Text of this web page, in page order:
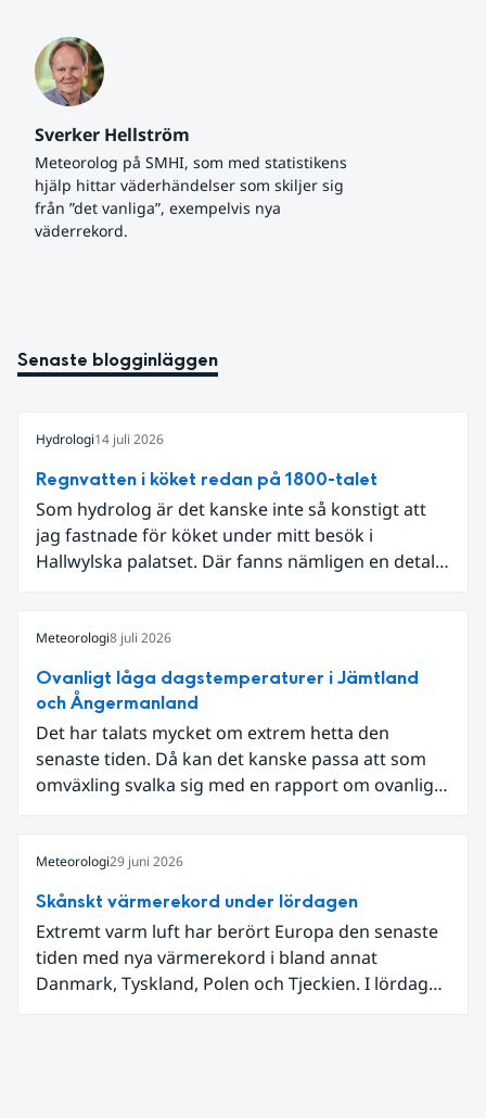
Sverker Hellström
Meteorolog på SMHI, som med statistikens
hjälp hittar väderhändelser som skiljer sig
från ”det vanliga”, exempelvis nya
väderrekord.
Senaste blogginläggen
Hydrologi14 juli 2026
Regnvatten i köket redan på 1800-talet
Som hydrolog är det kanske inte så konstigt att
jag fastnade för köket under mitt besök i
Hallwylska palatset. Där fanns nämligen en detalj
Meteorologi8 juli 2026
Ovanligt låga dagstemperaturer i Jämtland
och Ångermanland
Det har talats mycket om extrem hetta den
senaste tiden. Då kan det kanske passa att som
omväxling svalka sig med en rapport om ovanligt
Meteorologi29 juni 2026
Skånskt värmerekord under lördagen
Extremt varm luft har berört Europa den senaste
tiden med nya värmerekord i bland annat
Danmark, Tyskland, Polen och Tjeckien. I lördags